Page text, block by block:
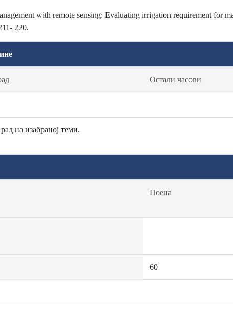
with remote sensing: Evaluating irrigation requirement for
220.
Остали часови
на изабраној теми.
Поена
60